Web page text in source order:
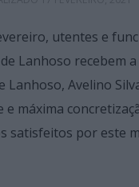
utentes e
Lanhoso recebem
Lanhoso, Avelino
e máxima
satisfeitos por este